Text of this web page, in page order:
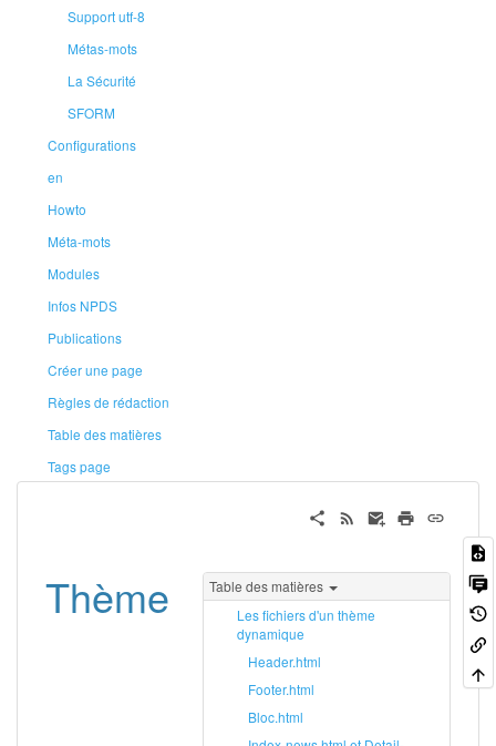
Support utf-8
Métas-mots
La Sécurité
SFORM
Configurations
en
Howto
Méta-mots
Modules
Infos NPDS
Publications
Créer une page
Règles de rédaction
Table des matières
Tags page
Table des matières
Les fichiers d'un thème
dynamique
Header.html
Footer.html
Bloc.html
Thème